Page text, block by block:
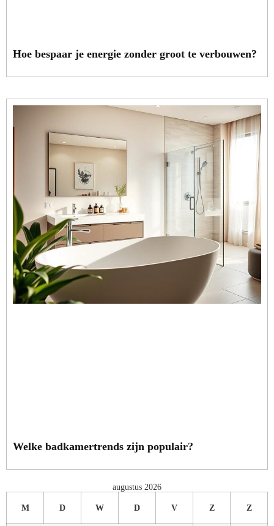
Hoe bespaar je energie zonder groot te verbouwen?
Welke badkamertrends zijn populair?
augustus 2026
M D W D V Z Z